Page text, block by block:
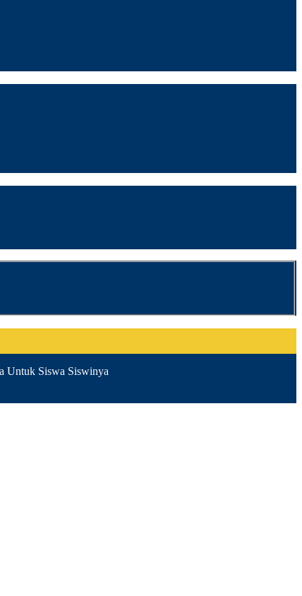
Untuk Siswa Siswinya